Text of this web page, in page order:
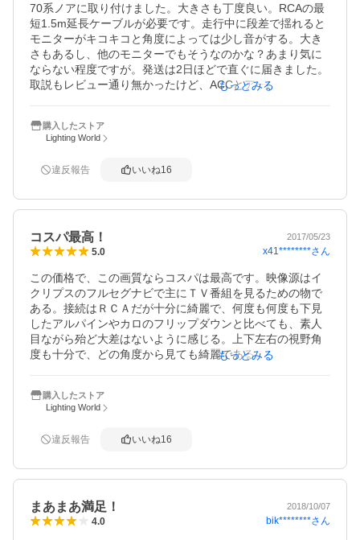
70系ノアに取り付けました。大きさも丁度良い。RCAの最
短1.5m延長ケーブルが必要です。走行中に段差で揺れると
モニターがキコキコと角度によっては少し音がする。大き
さもあるし、他のモニターでもそうなのかな？あまり気に
ならない程度ですが。発送は2日ほどで直ぐに届きました。
取説もレビュー通り無かったけど、ACCとアースとRCAの3
的に文句なし。
もっとみる
購入したストア
Lighting World
違反報告 いいね16
コスパ最高！ 2017/05/23
5.0 x41********さん
この価格で、この画質ならコスパは最高です。映像源はイ
クリプスのフルセグナビで主にＴＶ番組を見るための物で
ある。接続はＲＣＡだが十分に綺麗で、何度も何度も下見
したアルパインやカロのフリップダウンと比べても、素人
目ながら殆ど大差はないように感じる。上下左右の視野角
度も十分で、どの角度から見ても綺麗である。ノイズも入
もなかなか。
もっとみる
購入したストア
Lighting World
違反報告 いいね16
まあまあ満足！ 2018/10/07
4.0 bik********さん